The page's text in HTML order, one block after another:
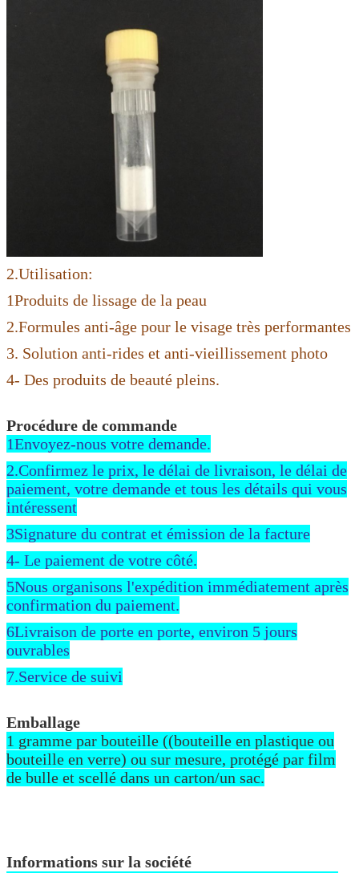
2.Utilisation:
1Produits de lissage de la peau
2.Formules anti-âge pour le visage très performantes
3. Solution anti-rides et anti-vieillissement photo
4- Des produits de beauté pleins.
Procédure de commande
1Envoyez-nous votre demande.
2.Confirmez le prix, le délai de livraison, le délai de
paiement, votre demande et tous les détails qui vous
intéressent
3Signature du contrat et émission de la facture
4- Le paiement de votre côté.
5Nous organisons l'expédition immédiatement après
confirmation du paiement.
6Livraison de porte en porte, environ 5 jours
ouvrables
7.Service de suivi
Emballage
1 gramme par bouteille ((bouteille en plastique ou
bouteille en verre) ou sur mesure, protégé par film
de bulle et scellé dans un carton/un sac.
Informations sur la société